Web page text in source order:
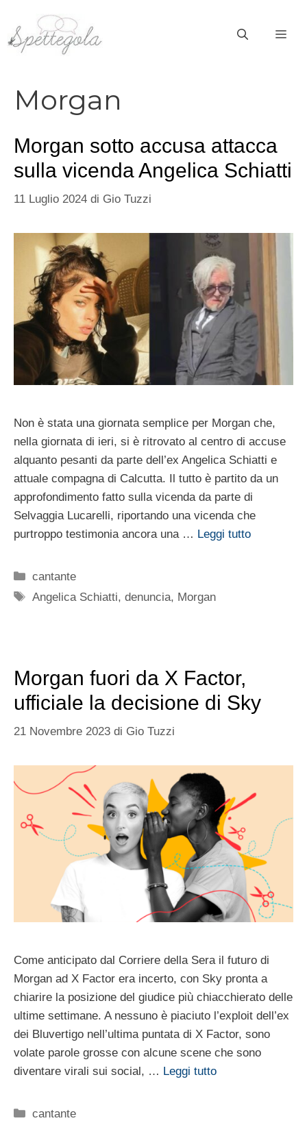
contenuto
Morgan
Morgan sotto accusa attacca
sulla vicenda Angelica Schiatti
11 Luglio 2024 di Gio Tuzzi
Non è stata una giornata semplice per Morgan che,
nella giornata di ieri, si è ritrovato al centro di accuse
alquanto pesanti da parte dell’ex Angelica Schiatti e
attuale compagna di Calcutta. Il tutto è partito da un
approfondimento fatto sulla vicenda da parte di
Selvaggia Lucarelli, riportando una vicenda che
purtroppo testimonia ancora una … Leggi tutto
Categorie
cantante
Tag
Angelica Schiatti,denuncia, Morgan
Morgan fuori da X Factor,
ufficiale la decisione di Sky
21 Novembre 2023 di Gio Tuzzi
Come anticipato dal Corriere della Sera il futuro di
Morgan ad X Factor era incerto, con Sky pronta a
chiarire la posizione del giudice più chiacchierato delle
ultime settimane. A nessuno è piaciuto l’exploit dell’ex
dei Bluvertigo nell’ultima puntata di X Factor, sono
volate parole grosse con alcune scene che sono
diventare virali sui social, … Leggi tutto
Categorie
cantante